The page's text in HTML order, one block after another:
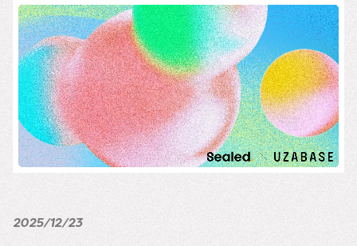
私たちについて
Our Mission
The 7 Values
34の約束
お知らせ
事業・サービス
サステナビリティ
価値創造プロセス
メッセージ
採用情報
2025/12/23